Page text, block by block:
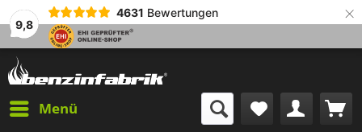
9,8
4631 Bewertungen ×
Menü